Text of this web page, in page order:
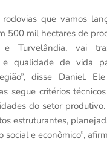
rodovias que vamos
500 mil hectares de
e Turvelândia, vai
e qualidade de vida
disse Daniel.
segue critérios
do setor
estruturantes,
social e econômico”,